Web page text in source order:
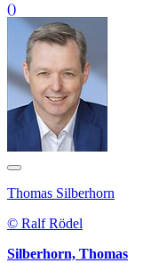
()
Thomas Silberhorn
© Ralf Rödel
Silberhorn, Thomas